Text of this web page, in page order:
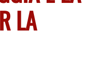
LA